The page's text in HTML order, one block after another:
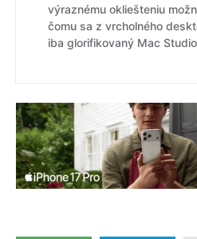
výraznému okliešteniu
čomu sa z vrcholného
iba glorifikovaný Mac